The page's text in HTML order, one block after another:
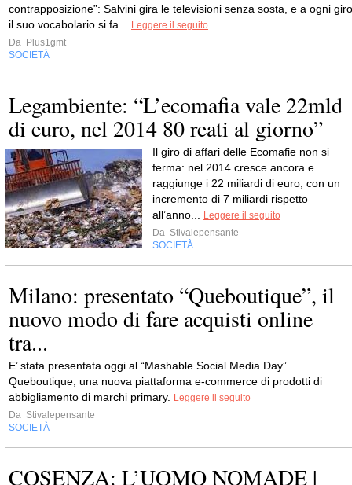
contrapposizione”: Salvini gira le televisioni senza sosta, e a ogni giro
il suo vocabolario si fa...
Leggere il seguito
Da Plus1gmt
SOCIETÀ
Legambiente: “L’ecomafia vale 22mld
di euro, nel 2014 80 reati al giorno”
Il giro di affari delle Ecomafie non si
ferma: nel 2014 cresce ancora e
raggiunge i 22 miliardi di euro, con un
incremento di 7 miliardi rispetto
all’anno...
Leggere il seguito
Da Stivalepensante
SOCIETÀ
Milano: presentato “Queboutique”, il
nuovo modo di fare acquisti online
tra...
E’ stata presentata oggi al “Mashable Social Media Day”
Queboutique, una nuova piattaforma e-commerce di prodotti di
abbigliamento di marchi primary.
Leggere il seguito
Da Stivalepensante
SOCIETÀ
COSENZA: L’UOMO NOMADE |